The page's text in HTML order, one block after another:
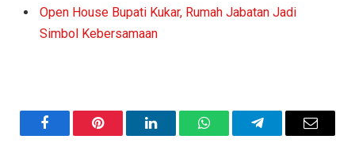
Open House Bupati Kukar, Rumah Jabatan Jadi
Simbol Kebersamaan
FacebookPinterest LinkedInWhatsAppTelegramEmail